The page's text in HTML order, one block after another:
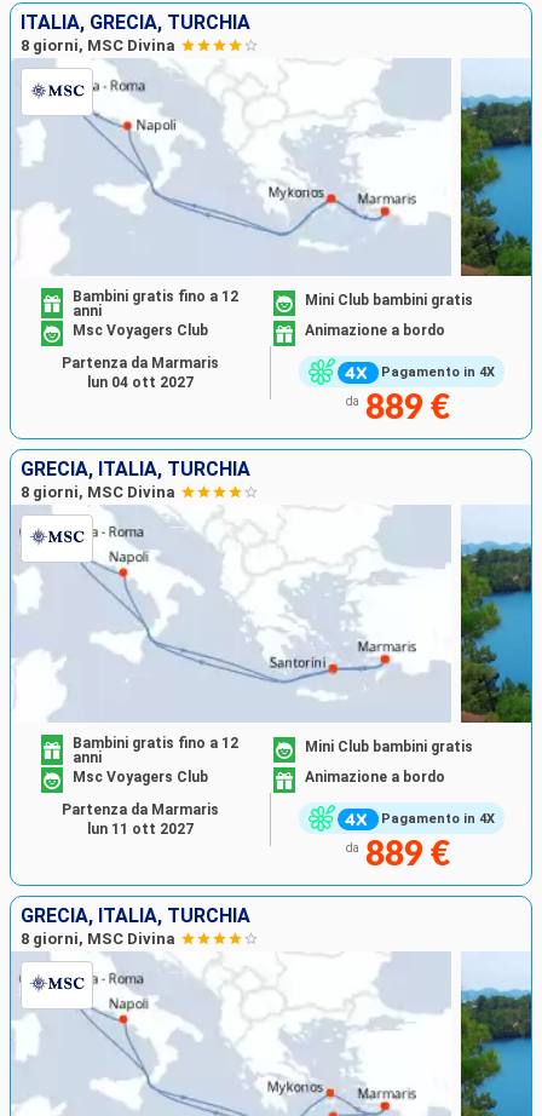
ITALIA, GRECIA, TURCHIA
8 giorni, MSC Divina
Pagamento in 4X
Bambini gratis fino a 12
anni
Mini Club bambini gratis
Msc Voyagers Club
Animazione a bordo
da 889 €
Partenza da Marmaris
lun 04 ott 2027
GRECIA, ITALIA, TURCHIA
8 giorni, MSC Divina
Pagamento in 4X
Bambini gratis fino a 12
anni
Mini Club bambini gratis
Msc Voyagers Club
Animazione a bordo
da 889 €
Partenza da Marmaris
lun 11 ott 2027
GRECIA, ITALIA, TURCHIA
8 giorni, MSC Divina